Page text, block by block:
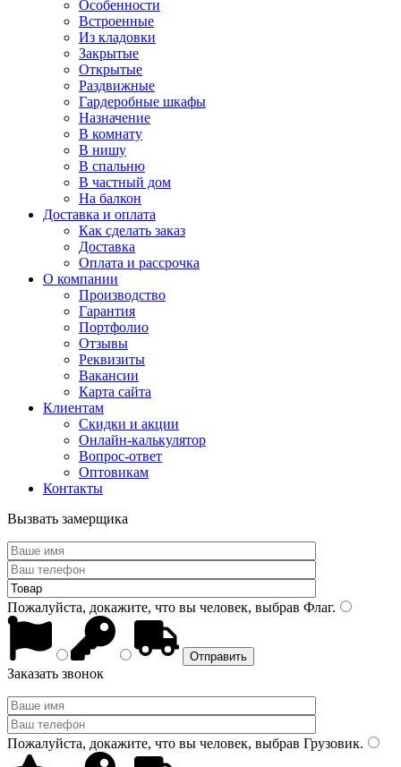
Особенности
Встроенные
Из кладовки
Закрытые
Открытые
Раздвижные
Гардеробные шкафы
Назначение
В комнату
В нишу
В спальню
В частный дом
На балкон
Доставка и оплата
Как сделать заказ
Доставка
Оплата и рассрочка
О компании
Производство
Гарантия
Портфолио
Отзывы
Реквизиты
Вакансии
Карта сайта
Клиентам
Скидки и акции
Онлайн-калькулятор
Вопрос-ответ
Оптовикам
Контакты
Вызвать замерщика
Пожалуйста, докажите, что вы человек, выбрав Флаг.
Заказать звонок
Пожалуйста, докажите, что вы человек, выбрав Грузовик.